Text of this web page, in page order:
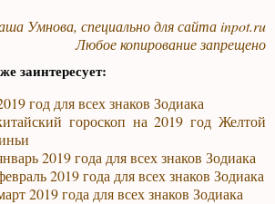
Умнова, специально для сайтаinpot.ru
Любое копирование запрещено
заинтересует:
год для всех знаков Зодиака
гороскоп на 2019 год Желтой
2019 года для всех знаков Зодиака
2019 года для всех знаков Зодиака
2019 года для всех знаков Зодиака